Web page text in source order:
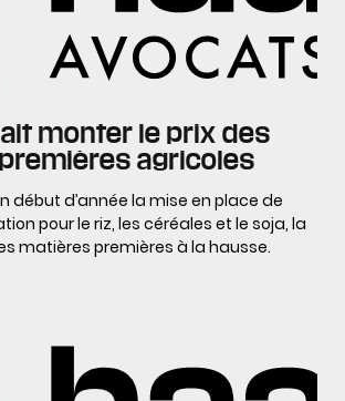
fait monter le prix des
agricoles
début d’année la mise en place de
pour le riz, les céréales et le soja, la
matières premières à la hausse.